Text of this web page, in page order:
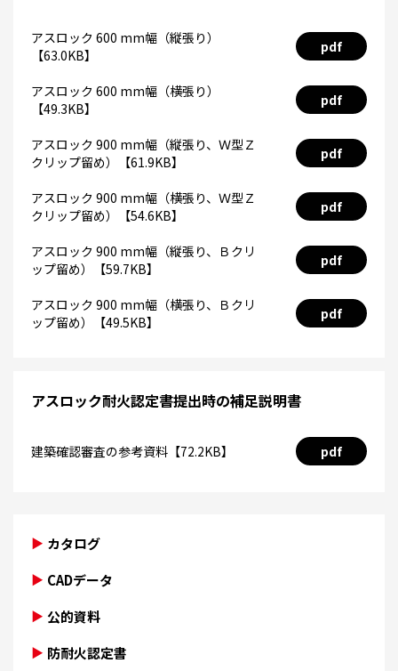
アスロック 600 mm幅（縦張り）
【63.0KB】
pdf
アスロック 600 mm幅（横張り）
【49.3KB】
pdf
アスロック 900 mm幅（縦張り、Ｗ型Ｚ
クリップ留め）【61.9KB】
pdf
アスロック 900 mm幅（横張り、Ｗ型Ｚ
クリップ留め）【54.6KB】
pdf
アスロック 900 mm幅（縦張り、Ｂクリ
ップ留め）【59.7KB】
pdf
アスロック 900 mm幅（横張り、Ｂクリ
ップ留め）【49.5KB】
pdf
アスロック耐火認定書提出時の補足説明書
建築確認審査の参考資料【72.2KB】 pdf
カタログ
CADデータ
公的資料
防耐火認定書